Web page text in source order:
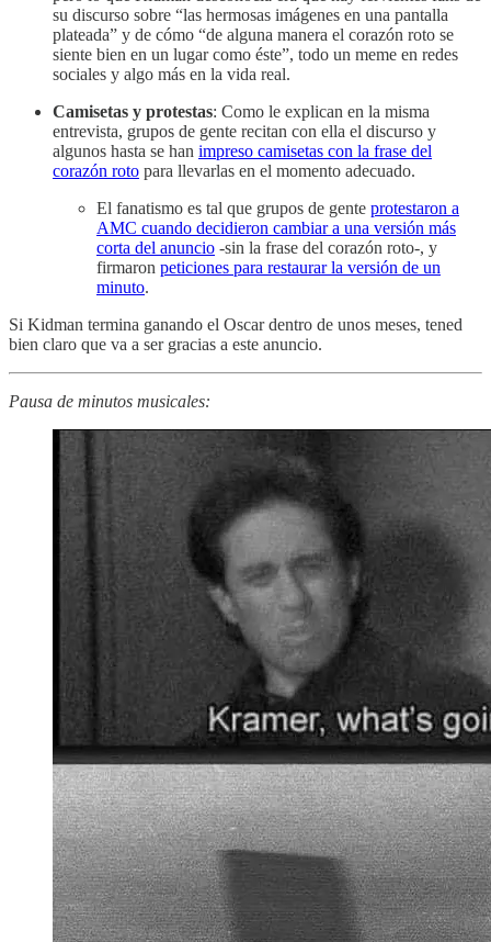
su discurso sobre “las hermosas imágenes en una pantalla
plateada” y de cómo “de alguna manera el corazón roto se
siente bien en un lugar como éste”, todo un meme en redes
sociales y algo más en la vida real.
Camisetas y protestas: Como le explican en la misma
entrevista, grupos de gente recitan con ella el discurso y
algunos hasta se han impreso camisetas con la frase del
corazón roto para llevarlas en el momento adecuado.
El fanatismo es tal que grupos de gente protestaron a
AMC cuando decidieron cambiar a una versión más
corta del anuncio -sin la frase del corazón roto-, y
firmaron peticiones para restaurar la versión de un
minuto.
Si Kidman termina ganando el Oscar dentro de unos meses, tened
bien claro que va a ser gracias a este anuncio.
Pausa de minutos musicales: